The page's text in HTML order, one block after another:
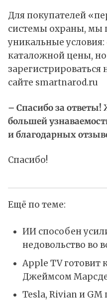
Для покупателей
системы охраны, мы
уникальные условия:
каталожной цены,
сайте smartnarod.ru
– Спасибо за
большей
и благодарных
Спасибо!
Ещё по теме:
ИИ способен
недовольство во
Apple TV готовит
Джеймсом
Tesla, Rivian и